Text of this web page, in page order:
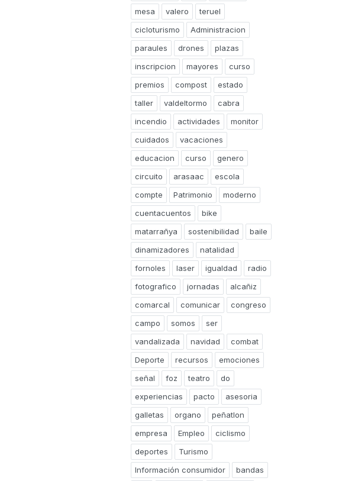
mesa
valero
teruel
cicloturismo
Administracion
paraules
drones
plazas
inscripcion
mayores
curso
premios
compost
estado
taller
valdeltormo
cabra
incendio
actividades
monitor
cuidados
vacaciones
educacion
curso
genero
circuito
arasaac
escola
compte
Patrimonio
moderno
cuentacuentos
bike
matarrañya
sostenibilidad
baile
dinamizadores
natalidad
fornoles
laser igualdad
radio
fotografico
jornadas
alcañiz
comarcal
comunicar
congreso
campo
somos
ser
vandalizada
navidad
combat
Deporte
recursos
emociones
señal
foz teatro
do
experiencias
pacto
asesoria
galletas
organo
peñatlon
empresa
Empleo
ciclismo
deportes
Turismo
Información consumidor
bandas